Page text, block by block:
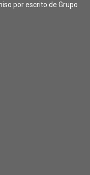
por escrito de Grupo